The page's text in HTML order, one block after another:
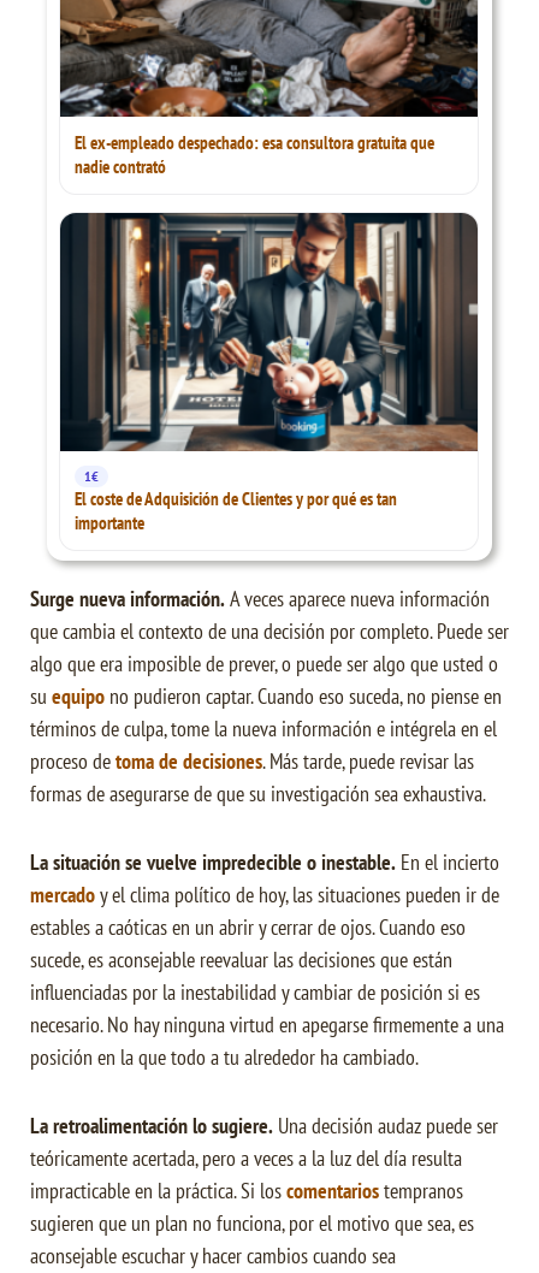
El ex-empleado despechado: esa consultora gratuita que
nadie contrató
1€
El coste de Adquisición de Clientes y por qué es tan
importante
Surge nueva información.A veces aparece nueva información
que cambia el contexto de una decisión por completo. Puede ser
algo que era imposible de prever, o puede ser algo que usted o
su equipo no pudieron captar.Cuando eso suceda, no piense en
términos de culpa, tome la nueva información e intégrela en el
proceso detoma de decisiones. Más tarde, puede revisar las
formas de asegurarse de que su investigación sea exhaustiva.
La situación se vuelve impredecible o inestable. En el incierto
mercadoy el clima político de hoy, las situaciones pueden ir de
estables a caóticas en un abrir y cerrar de ojos.Cuando eso
sucede, es aconsejable reevaluar las decisiones que están
influenciadas por la inestabilidad y cambiar de posición si es
necesario. No hay ninguna virtud en apegarse firmemente a una
posición en la que todo a tu alrededor ha cambiado.
La retroalimentación lo sugiere. Una decisión audaz puede ser
teóricamente acertada, pero a veces a la luz del día resulta
impracticable en la práctica.Si loscomentariostempranos
sugieren que un plan no funciona, por el motivo que sea, es
aconsejable escuchar y hacer cambios cuando sea